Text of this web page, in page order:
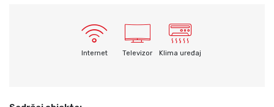
Internet Televizor Klima uređaj